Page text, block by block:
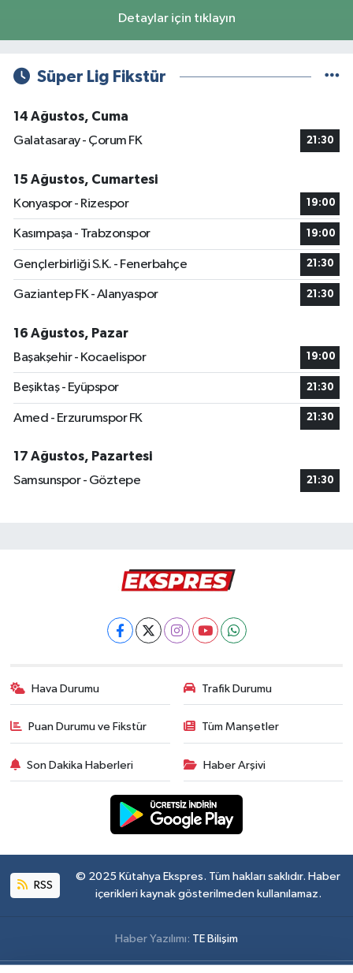
Detaylar için tıklayın
Süper Lig Fikstür
14 Ağustos, Cuma
Galatasaray - Çorum FK
21:30
15 Ağustos, Cumartesi
Konyaspor - Rizespor
19:00
Kasımpaşa - Trabzonspor 19:00
Gençlerbirliği S.K. - Fenerbahçe 21:30
Gaziantep FK - Alanyaspor 21:30
16 Ağustos, Pazar
Başakşehir - Kocaelispor
19:00
Beşiktaş - Eyüpspor 21:30
Amed - Erzurumspor FK 21:30
17 Ağustos, Pazartesi
Samsunspor - Göztepe
21:30
Hava Durumu Trafik Durumu
Puan Durumu ve Fikstür Tüm Manşetler
Son Dakika Haberleri Haber Arşivi
RSS
© 2025 Kütahya Ekspres. Tüm hakları saklıdır. Haber
içerikleri kaynak gösterilmeden kullanılamaz.
Haber Yazılımı: TE Bilişim